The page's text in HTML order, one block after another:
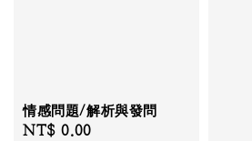
情感問題/解析與發問
Regular
NT$ 0.00